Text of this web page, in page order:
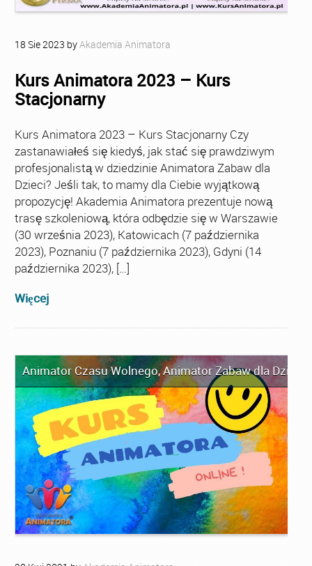
18 Sie2023 byAkademia Animatora
Kurs Animatora 2023 – Kurs
Stacjonarny
Kurs Animatora 2023 – Kurs Stacjonarny Czy
zastanawiałeś się kiedyś, jak stać się prawdziwym
profesjonalistą w dziedzinie Animatora Zabaw dla
Dzieci? Jeśli tak, to mamy dla Ciebie wyjątkową
propozycję! Akademia Animatora prezentuje nową
trasę szkoleniową, która odbędzie się w Warszawie
(30 września 2023), Katowicach (7 października
2023), Poznaniu (7 października 2023), Gdyni (14
października 2023), […]
Więcej
Animator Czasu Wolnego,Animator Zabaw dla Dzieci